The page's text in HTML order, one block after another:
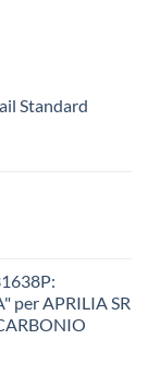
Standard
per APRILIA SR